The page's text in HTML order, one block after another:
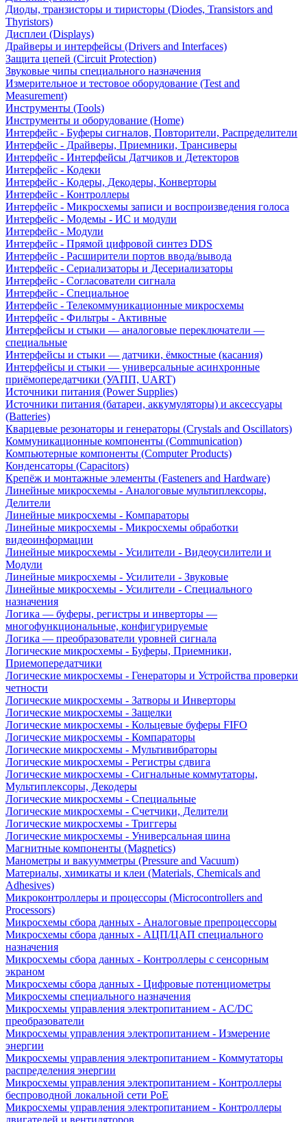
Диоды, транзисторы и тиристоры (Diodes, Transistors and
Thyristors)
Дисплеи (Displays)
Драйверы и интерфейсы (Drivers and Interfaces)
Защита цепей (Circuit Protection)
Звуковые чипы специального назначения
Измерительное и тестовое оборудование (Test and
Measurement)
Инструменты (Tools)
Инструменты и оборудование (Home)
Интерфейс - Буферы сигналов, Повторители, Распределители
Интерфейс - Драйверы, Приемники, Трансиверы
Интерфейс - Интерфейсы Датчиков и Детекторов
Интерфейс - Кодеки
Интерфейс - Кодеры, Декодеры, Конверторы
Интерфейс - Контроллеры
Интерфейс - Микросхемы записи и воспроизведения голоса
Интерфейс - Модемы - ИС и модули
Интерфейс - Модули
Интерфейс - Прямой цифровой синтез DDS
Интерфейс - Расширители портов ввода/вывода
Интерфейс - Сериализаторы и Десериализаторы
Интерфейс - Согласователи сигнала
Интерфейс - Специальное
Интерфейс - Телекоммуникационные микросхемы
Интерфейс - Фильтры - Активные
Интерфейсы и стыки — аналоговые переключатели —
специальные
Интерфейсы и стыки — датчики, ёмкостные (касания)
Интерфейсы и стыки — универсальные асинхронные
приёмопередатчики (УАПП, UART)
Источники питания (Power Supplies)
Источники питания (батареи, аккумуляторы) и аксессуары
(Batteries)
Кварцевые резонаторы и генераторы (Crystals and Oscillators)
Коммуникационные компоненты (Communication)
Компьютерные компоненты (Computer Products)
Конденсаторы (Capacitors)
Крепёж и монтажные элементы (Fasteners and Hardware)
Линейные микросхемы - Аналоговые мультиплексоры,
Делители
Линейные микросхемы - Компараторы
Линейные микросхемы - Микросхемы обработки
видеоинформации
Линейные микросхемы - Усилители - Видеоусилители и
Модули
Линейные микросхемы - Усилители - Звуковые
Линейные микросхемы - Усилители - Специального
назначения
Логика — буферы, регистры и инверторы —
многофункциональные, конфигурируемые
Логика — преобразователи уровней сигнала
Логические микросхемы - Буферы, Приемники,
Приемопередатчики
Логические микросхемы - Генераторы и Устройства проверки
четности
Логические микросхемы - Затворы и Инверторы
Логические микросхемы - Защелки
Логические микросхемы - Кольцевые буферы FIFO
Логические микросхемы - Компараторы
Логические микросхемы - Мультивибраторы
Логические микросхемы - Регистры сдвига
Логические микросхемы - Сигнальные коммутаторы,
Мультиплексоры, Декодеры
Логические микросхемы - Специальные
Логические микросхемы - Счетчики, Делители
Логические микросхемы - Триггеры
Логические микросхемы - Универсальная шина
Магнитные компоненты (Magnetics)
Манометры и вакуумметры (Pressure and Vacuum)
Материалы, химикаты и клеи (Materials, Chemicals and
Adhesives)
Микроконтроллеры и процессоры (Microcontrollers and
Processors)
Микросхемы сбора данных - Аналоговые препроцессоры
Микросхемы сбора данных - АЦП/ЦАП специального
назначения
Микросхемы сбора данных - Контроллеры с сенсорным
экраном
Микросхемы сбора данных - Цифровые потенциометры
Микросхемы специального назначения
Микросхемы управления электропитанием - AC/DC
преобразователи
Микросхемы управления электропитанием - Измерение
энергии
Микросхемы управления электропитанием - Коммутаторы
распределения энергии
Микросхемы управления электропитанием - Контроллеры
беспроводной локальной сети PoE
Микросхемы управления электропитанием - Контроллеры
двигателей и вентиляторов